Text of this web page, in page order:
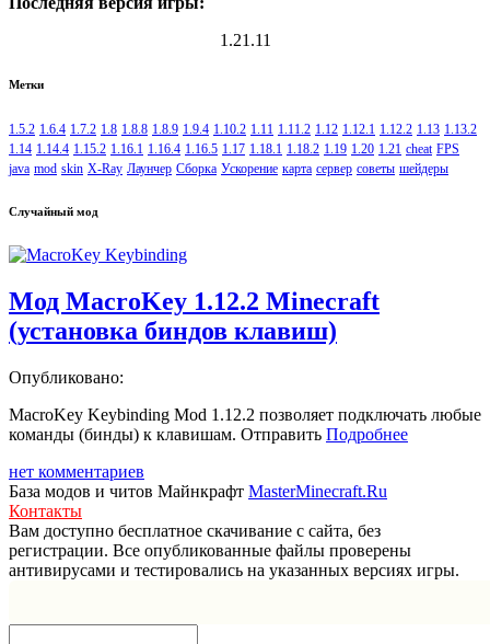
1.21.11
Метки
1.5.2 1.6.4 1.7.2 1.8 1.8.8 1.8.9 1.9.4 1.10.2 1.11 1.11.2 1.12 1.12.1 1.12.2 1.13 1.13.2
1.14 1.14.4 1.15.2 1.16.1 1.16.4 1.16.5 1.17 1.18.1 1.18.2 1.19 1.20 1.21 cheat FPS
java mod skin X-Ray Лаунчер Сборка Ускорение карта сервер советы шейдеры
Случайный мод
Мод MacroKey 1.12.2 Minecraft
(установка биндов клавиш)
Опубликовано:
MacroKey Keybinding Mod 1.12.2 позволяет подключать любые
команды (бинды) к клавишам. Отправить Подробнее
нет комментариев
База модов и читов Майнкрафт MasterMinecraft.Ru
Контакты
Вам доступно бесплатное скачивание с сайта, без
регистрации. Все опубликованные файлы проверены
антивирусами и тестировались на указанных версиях игры.